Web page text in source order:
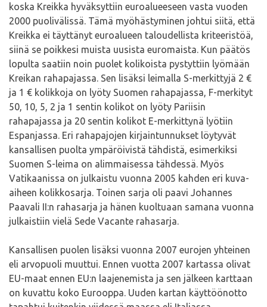
koska Kreikka hyväksyttiin euroalueeseen vasta vuoden
2000 puolivälissä. Tämä myöhästyminen johtui siitä, että
Kreikka ei täyttänyt euroalueen taloudellista kriteeristöä,
siinä se poikkesi muista uusista euromaista. Kun päätös
lopulta saatiin noin puolet kolikoista pystyttiin lyömään
Kreikan rahapajassa. Sen lisäksi leimalla S-merkittyjä 2 €
ja 1 € kolikkoja on lyöty Suomen rahapajassa, F-merkityt
50, 10, 5, 2 ja 1 sentin kolikot on lyöty Pariisin
rahapajassa ja 20 sentin kolikot E-merkittynä lyötiin
Espanjassa. Eri rahapajojen kirjaintunnukset löytyvät
kansallisen puolta ympäröivistä tähdistä, esimerkiksi
Suomen S-leima on alimmaisessa tähdessä. Myös
Vatikaanissa on julkaistu vuonna 2005 kahden eri kuva-
aiheen kolikkosarja. Toinen sarja oli paavi Johannes
Paavali II:n rahasarja ja hänen kuoltuaan samana vuonna
julkaistiin vielä Sede Vacante rahasarja.
Kansallisen puolen lisäksi vuonna 2007 eurojen yhteinen
eli arvopuoli muuttui. Ennen vuotta 2007 kartassa olivat
EU-maat ennen EU:n laajenemista ja sen jälkeen karttaan
on kuvattu koko Eurooppa. Uuden kartan käyttöönotto